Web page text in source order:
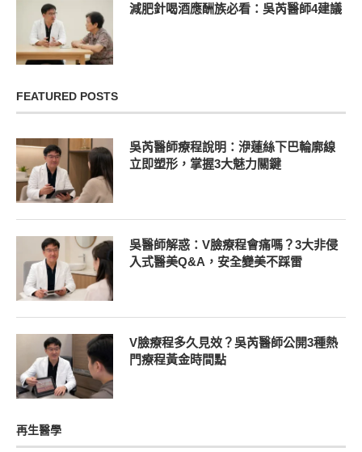
減肥針喝酒應酬族必看：吳芮醫師4建議
FEATURED POSTS
吳芮醫師療程說明：洢蓮絲下巴輪廓線
立即塑形，掌握3大魅力關鍵
吳醫師解惑：V臉療程會痛嗎？3大非侵
入式醫美Q&A，安全變美不踩雷
V臉療程多久見效？吳芮醫師公開3種熱
門療程黃金時間點
再生醫學